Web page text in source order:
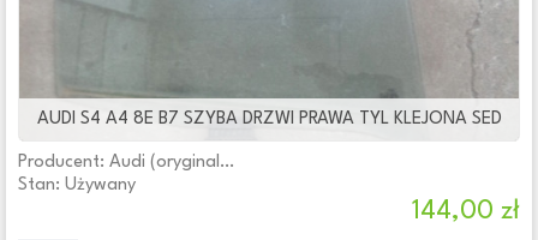
AUDI S4 A4 8E B7 SZYBA DRZWI PRAWA TYL KLEJONA SED
Producent: Audi (oryginalne OE)
Stan: Używany
144,00 zł